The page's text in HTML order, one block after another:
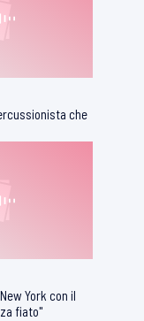
che
York con il
fiato"